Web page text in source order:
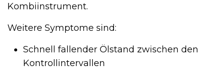
Kombiinstrument.
Weitere Symptome sind:
Schnell fallender Ölstand zwischen den
Kontrollintervallen